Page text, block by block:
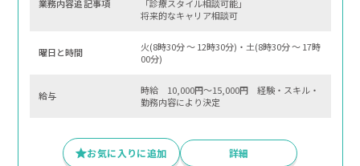
業務内容追記事項
「診療スタイル相談可能」
将来的なキャリア相談可
曜⽇と時間
火(8時30分 〜 12時30分)・土(8時30分 〜 17時
00分)
給与
時給 10,000円～15,000円 経験・スキル・
勤務内容により決定
お気に入りに追加 詳細